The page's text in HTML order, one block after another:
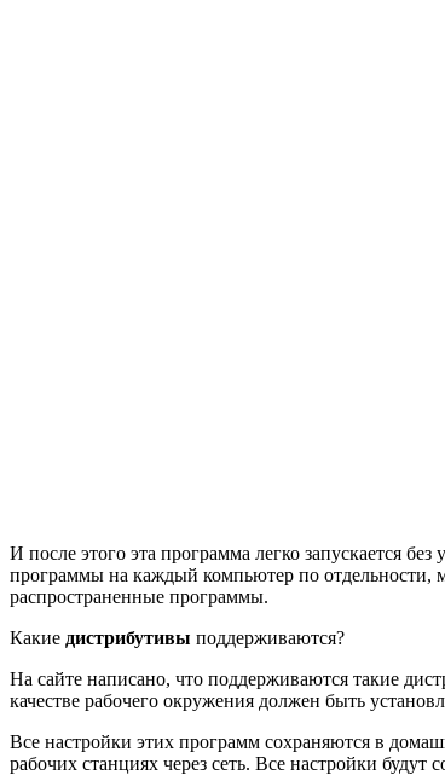
И после этого эта программа легко запускается
программы на каждый компьютер по отдельности,
распространенные программы.
Какие дистрибутивы поддерживаются?
На сайте написано, что поддерживаются такие
качестве рабочего окружения должен быть
Все настройки этих программ сохраняются в
рабочих станциях через сеть. Все настройки